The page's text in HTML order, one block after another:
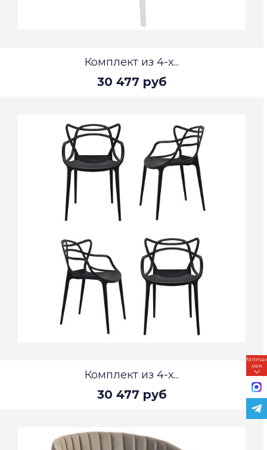
Комплект из 4-х...
30 477 руб
Комплект из 4-х...
30 477 руб
нам